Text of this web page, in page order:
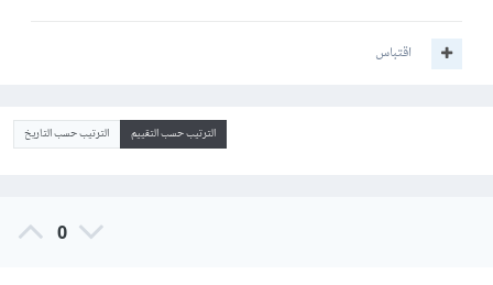
اقتباس
الترتيب حسب التقييم الترتيب حسب التاريخ
0